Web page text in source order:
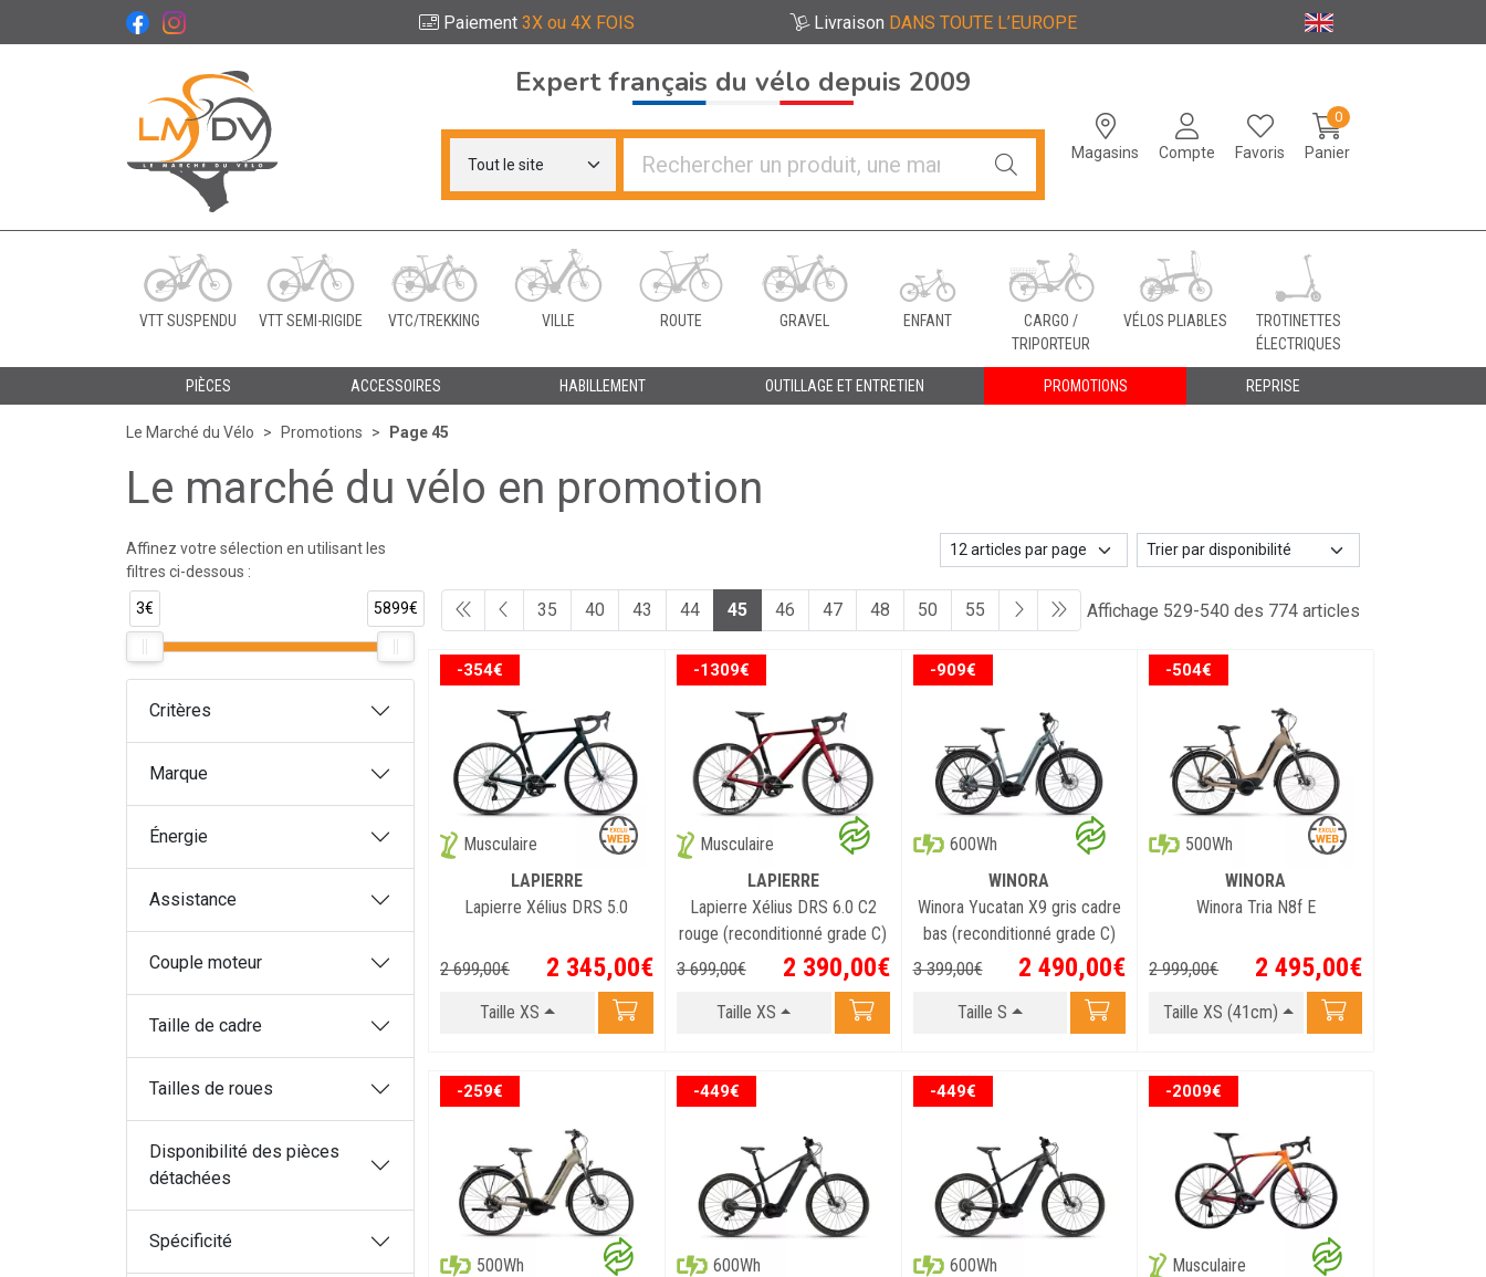
Paiement 3X ou 4X FOIS Livraison DANS TOUTE L’EUROPE
Le Marché du Vélo Votre distributeurs de vélo
Magasins Compte Favoris Panier
0
Expert français du vélo depuis 2009
VTT SUSPENDU VTT SEMI-RIGIDE VTC/TREKKING VILLE ROUTE GRAVEL ENFANT
CARGO /
TRIPORTEUR
VÉLOS PLIABLES
TROTINETTES
ÉLECTRIQUES
PIÈCES ACCESSOIRES HABILLEMENT OUTILLAGE ET ENTRETIEN PROMOTIONS REPRISE
Le Marché du Vélo Promotions Page 45
Le marché du vélo en promotion
Affichage 529-540 des 774 articles
35 40 43 44 45 46 47 48 50 55
-354€
Musculaire
LAPIERRE
Lapierre Xélius DRS 5.0
2 699,00€ 2 345,00€
Taille XS
-1309€
Musculaire
LAPIERRE
Lapierre Xélius DRS 6.0 C2
rouge (reconditionné grade C)
3 699,00€ 2 390,00€
Taille XS
-909€
600Wh
WINORA
Winora Yucatan X9 gris cadre
bas (reconditionné grade C)
3 399,00€ 2 490,00€
Taille S
-504€
500Wh
WINORA
Winora Tria N8f E
2 999,00€ 2 495,00€
Taille XS (41cm)
-259€
500Wh
-449€
600Wh
-449€
600Wh
-2009€
Musculaire
Affinez votre sélection en utilisant les
filtres ci-dessous :
3€ 5899€
Critères
Marque
Énergie
Assistance
Couple moteur
Taille de cadre
Tailles de roues
Disponibilité des pièces
détachées
Spécificité